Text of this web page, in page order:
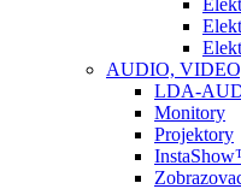
AUDIO, VIDEO,
LDA-
Monitory
Projektory